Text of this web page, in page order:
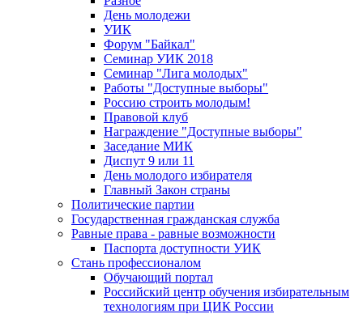
День молодежи
УИК
Форум "Байкал"
Семинар УИК 2018
Семинар "Лига молодых"
Работы "Доступные выборы"
Россию строить молодым!
Правовой клуб
Награждение "Доступные выборы"
Заседание МИК
Диспут 9 или 11
День молодого избирателя
Главный Закон страны
Политические партии
Государственная гражданская служба
Равные права - равные возможности
Паспорта доступности УИК
Стань профессионалом
Обучающий портал
Российский центр обучения избирательным
технологиям при ЦИК России